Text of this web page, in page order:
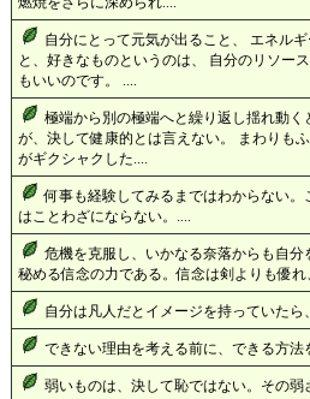
自分にとって元気が出ること、 エネル
と、好きなものというのは、 自分のリソー
もいいのです。 ....
極端から別の極端へと繰り返し揺れ動
が、決して健康的とは言えない。 まわりも
がギクシャクした....
何事も経験してみるまではわからない
はことわざにならない。....
危機を克服し、いかなる奈落からも自
秘める信念の力である。信念は剣よりも優
自分は凡人だとイメージを持っていた
できない理由を考える前に、できる方
弱いものは、決して恥ではない。その